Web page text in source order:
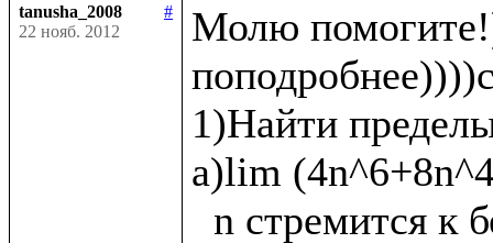
tanusha_2008
#
22 нояб. 2012
Молю
1)Найти
а)lim